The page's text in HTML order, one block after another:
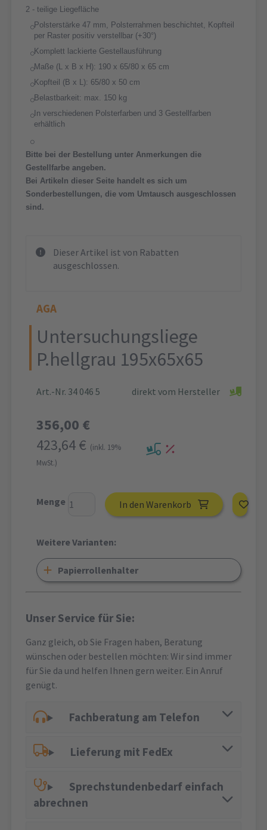
2 - teilige Liegefläche
Polsterstärke 47 mm, Polsterrahmen beschichtet, Kopfteil
per Raster positiv verstellbar (+30°)
Komplett lackierte Gestellausführung
Maße (L x B x H): 190 x 65/80 x 65 cm
Kopfteil (B x L): 65/80 x 50 cm
Belastbarkeit: max. 150 kg
In verschiedenen Polsterfarben und 3 Gestellfarben
erhältlich
Bitte bei der Bestellung unter Anmerkungen die
Gestellfarbe angeben.
Bei Artikeln dieser Seite handelt es sich um
Sonderbestellungen, die vom Umtausch ausgeschlossen
sind.
Dieser Artikel ist von Rabatten
ausgeschlossen.
AGA
Untersuchungsliege
P.hellgrau 195x65x65
Art.-Nr. 34 046 5 direkt vom Hersteller
356,00 €
423,64 € (inkl. 19%
MwSt.)
Menge In den Warenkorb
Weitere Varianten:
Papierrollenhalter
Unser Service für Sie:
Ganz gleich, ob Sie Fragen haben, Beratung
wünschen oder bestellen möchten: Wir sind immer
für Sie da und helfen Ihnen gern weiter. Ein Anruf
genügt.
Fachberatung am Telefon
Lieferung mit FedEx
Sprechstundenbedarf einfach
abrechnen